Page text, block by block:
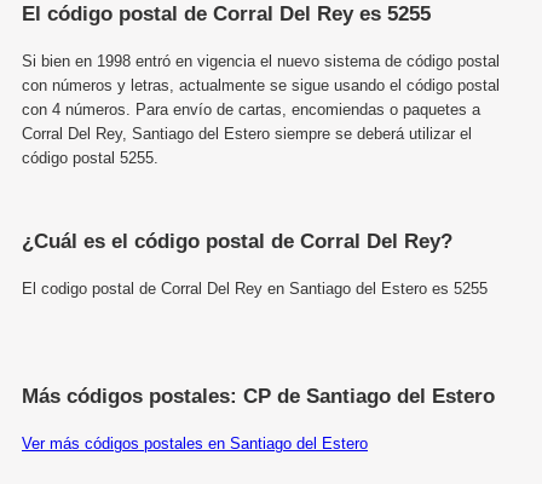
El código postal de Corral Del Rey es 5255
Si bien en 1998 entró en vigencia el nuevo sistema de código postal
con números y letras, actualmente se sigue usando el código postal
con 4 números. Para envío de cartas, encomiendas o paquetes a
Corral Del Rey, Santiago del Estero siempre se deberá utilizar el
código postal 5255.
¿Cuál es el código postal de Corral Del Rey?
El codigo postal de Corral Del Rey en Santiago del Estero es 5255
Más códigos postales: CP de Santiago del Estero
Ver más códigos postales en Santiago del Estero